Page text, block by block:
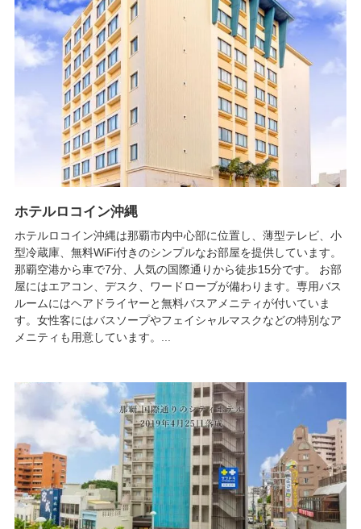
ホテルロコイン沖縄
ホテルロコイン沖縄は那覇市内中心部に位置し、薄型テレビ、小
型冷蔵庫、無料WiFi付きのシンプルなお部屋を提供しています。
那覇空港から車で7分、人気の国際通りから徒歩15分です。 お部
屋にはエアコン、デスク、ワードローブが備わります。専用バス
ルームにはヘアドライヤーと無料バスアメニティが付いていま
す。女性客にはバスソープやフェイシャルマスクなどの特別なア
メニティも用意しています。...